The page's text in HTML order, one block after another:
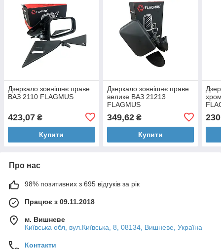
Дзеркало зовнішнє праве
ВАЗ 2110 FLAGMUS
423,07 ₴
Купити
Дзеркало зовнішнє праве
велике ВАЗ 21213
FLAGMUS
349,62₴
Купити
Про нас
98% позитивних з 695 відгуків за рік
Працює з 09.11.2018
м. Вишневе
Київська обл, вул.Київська, 8, 08134, Вишневе, Україна
Контакти